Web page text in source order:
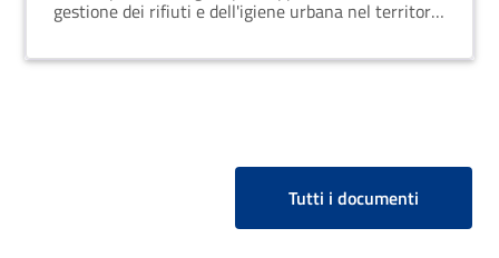
gestione dei rifiuti e dell'igiene urbana nel territorio
presso la sede del Comune di Latronico.
Tutti i documenti